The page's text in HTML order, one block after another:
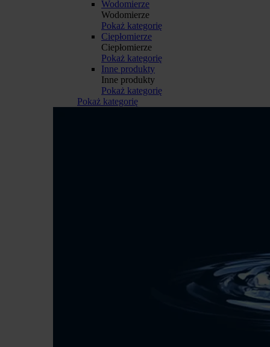
Wodomierze
Wodomierze
Pokaż kategorię
Ciepłomierze
Ciepłomierze
Pokaż kategorię
Inne produkty
Inne produkty
Pokaż kategorię
Pokaż kategorię